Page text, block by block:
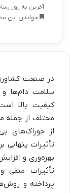
آخرین به روز رسانی: 22/
خواندن این مطلب 8 دقیقه
در صنعت
سلامت دام‌ها و
کیفیت بالا
مختلف از جمله
از خوراک‌های
تأثیرات
بهره‌وری و
تأثیرات منفی
پرداخته و